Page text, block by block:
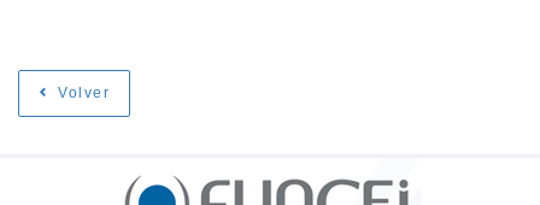
Volver